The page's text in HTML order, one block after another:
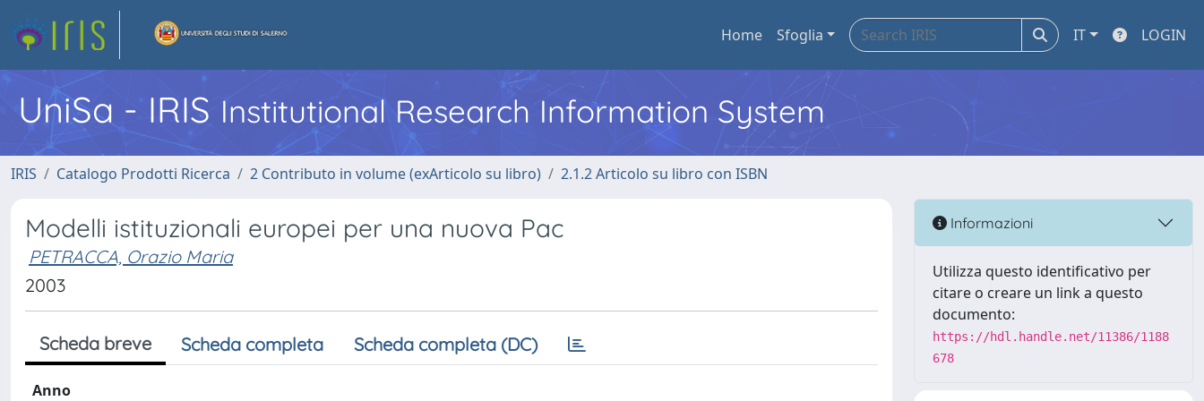
Home Sfoglia IT LOGIN
UniSa - IRIS Institutional Research Information System
IRIS Catalogo Prodotti Ricerca 2 Contributo in volume (exArticolo su libro) 2.1.2 Articolo su libro con ISBN
Modelli istituzionali europei per una nuova Pac
PETRACCA, Orazio Maria
2003
Scheda breve Scheda completa Scheda completa (DC)
Anno
Informazioni
Utilizza questo identificativo per
citare o creare un link a questo
documento:
https://hdl.handle.net/11386/1188
678